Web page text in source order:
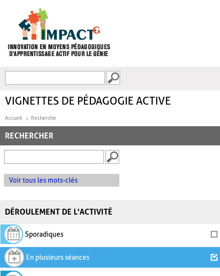
FORMULAIRE DE
VIGNETTES DE PÉDAGOGIE ACTIVE
Accueil Recherche
RECHERCHER
Voir tous les mots-clés
DÉROULEMENT DE L'ACTIVITÉ
Sporadiques
En plusieurs séances